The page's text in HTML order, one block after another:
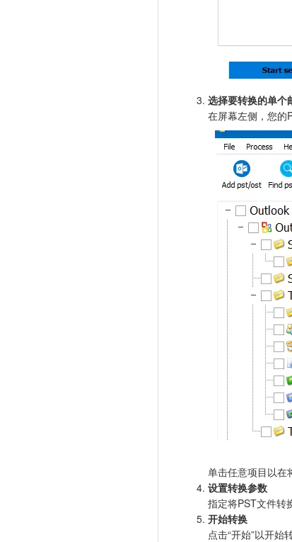
选择要转换的单个
在屏幕左侧，您的
单击任意项目以在
设置转换参数
指定将PST文件转
开始转换
点击“开始”以开始